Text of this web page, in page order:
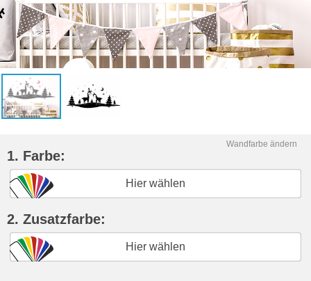
Wandfarbe ändern
1. Farbe:
Hier wählen
2. Zusatzfarbe:
Hier wählen